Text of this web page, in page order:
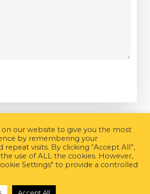
on our website to give you the most
by remembering your
repeat visits. By clicking “Accept All”,
use of ALL the cookies. However,
Settings" to provide a controlled